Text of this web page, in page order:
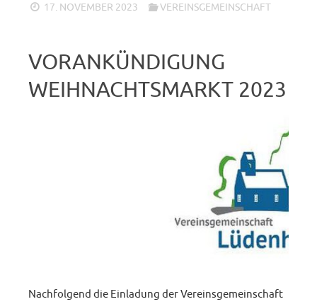
17. NOVEMBER 2023 VEREINSGEMEINSCHAFT
VORANKÜNDIGUNG
WEIHNACHTSMARKT 2023
Nachfolgend die Einladung der Vereinsgemeinschaft